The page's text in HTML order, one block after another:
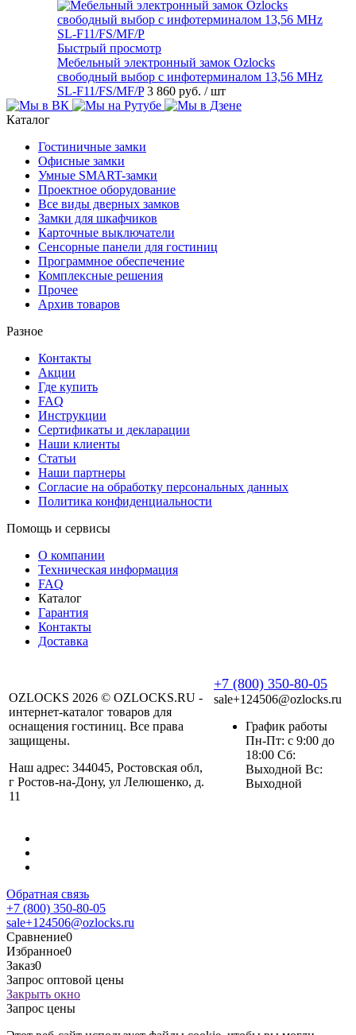
Быстрый просмотр
Мебельный электронный замок Ozlocks
свободный выбор с инфотерминалом 13,56 MHz
SL-F11/FS/MF/P 3 860 руб. / шт
Каталог
Гостиничные замки
Офисные замки
Умные SMART-замки
Проектное оборудование
Все виды дверных замков
Замки для шкафчиков
Карточные выключатели
Сенсорные панели для гостиниц
Программное обеспечение
Комплексные решения
Прочее
Архив товаров
Разное
Контакты
Акции
Где купить
FAQ
Инструкции
Сертификаты и декларации
Наши клиенты
Статьи
Наши партнеры
Согласие на обработку персональных данных
Политика конфиденциальности
Помощь и сервисы
О компании
Техническая информация
FAQ
Каталог
Гарантия
Контакты
Доставка
OZLOCKS 2026 © OZLOCKS.RU -
интернет-каталог товаров для
оснащения гостиниц. Все права
защищены.
Наш адрес: 344045, Ростовская обл,
г Ростов-на-Дону, ул Лелюшенко, д.
11
+7 (800) 350-80-05
sale+124506@ozlocks.ru
График работы
Пн-Пт: с 9:00 до
18:00 Сб:
Выходной Вс:
Выходной
Обратная связь
+7 (800) 350-80-05
sale+124506@ozlocks.ru
Сравнение0
Избранное0
Заказ0
Запрос оптовой цены
Закрыть окно
Запрос цены